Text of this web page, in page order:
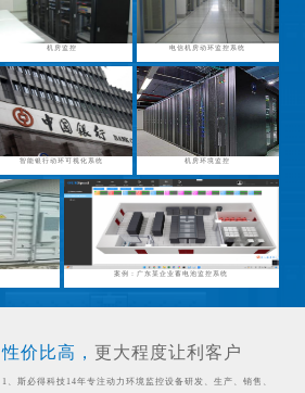
机房监控 电信机房动环监控系统
智能银行动环可视化系统 机房环境监控
案例：广东某企业蓄电池监控系统
性价比高， 更大程度让利客户
1、斯必得科技14年专注动力环境监控设备研发、生产、销售、